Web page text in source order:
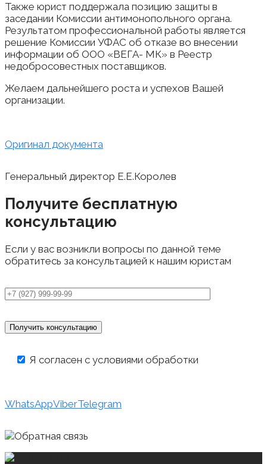
Также юрист поддержала позицию защиты в
заседании Комиссии антимонопольного органа.
Результатом профессиональной работы является
решение Комиссии УФАС об отказе во внесении
информации об ООО «ВЕГА- МК» в Реестр
недобросовестных поставщиков.
Желаем дальнейшего роста и успехов Вашей
организации.
Оригинал документа
Генеральный директор Е.Е.Королев
Получите бесплатную
консультацию
Если у вас возникли вопросы по данной теме
обратитесь за консультацией к нашим юристам
Я согласен с условиями обработки
WhatsAppViberTelegram